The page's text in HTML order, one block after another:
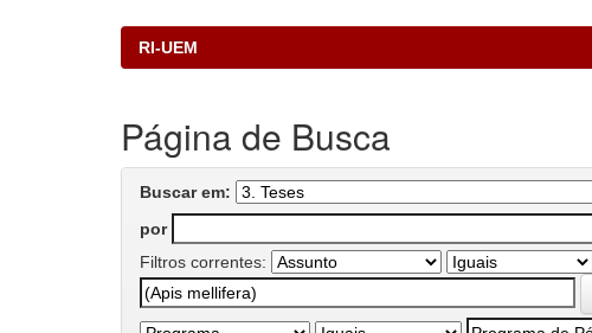
RI-UEM
Página de Busca
Buscar em:
por
Filtros correntes: